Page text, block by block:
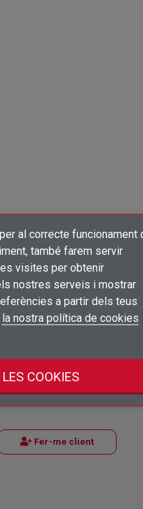
desitjos×
add_circle_outline
×
llista de desitjos
×
a la vostra llista de
×
(( actionText ))
×
((renameText))
al correcte funcionament
també farem servir
visites per obtenir
nostres serveis i mostrar
a partir dels teus
la nostra política de cookies
COOKIES
Fer-me client